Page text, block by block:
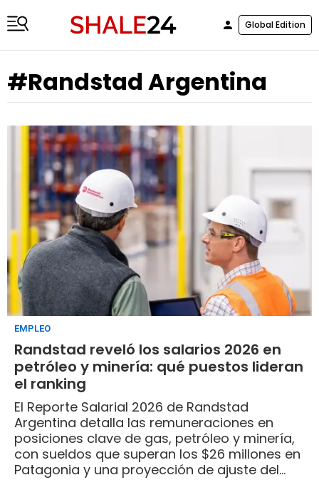
Global Edition
#Randstad Argentina
EMPLEO
Randstad reveló los salarios 2026 en
petróleo y minería: qué puestos lideran
el ranking
El Reporte Salarial 2026 de Randstad
Argentina detalla las remuneraciones en
posiciones clave de gas, petróleo y minería,
con sueldos que superan los $26 millones en
Patagonia y una proyección de ajuste del